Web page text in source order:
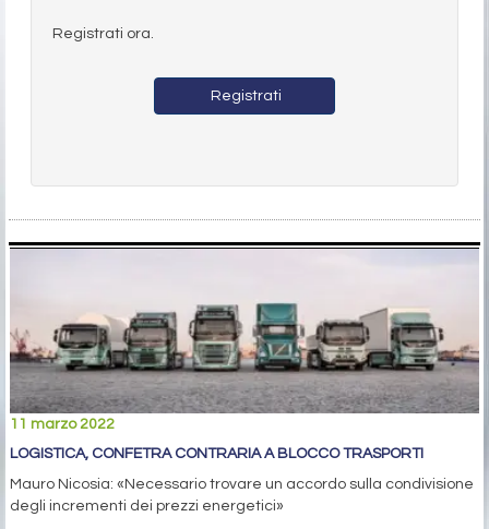
Registrati ora.
Registrati
11 marzo 2022
LOGISTICA, CONFETRA CONTRARIA A BLOCCO TRASPORTI
Mauro Nicosia: «Necessario trovare un accordo sulla condivisione
degli incrementi dei prezzi energetici»